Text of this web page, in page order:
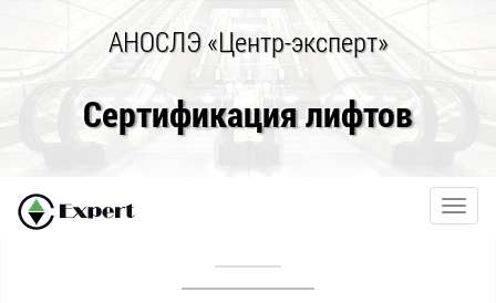
АНОСЛЭ «Центр-эксперт»
Сертификация лифтов